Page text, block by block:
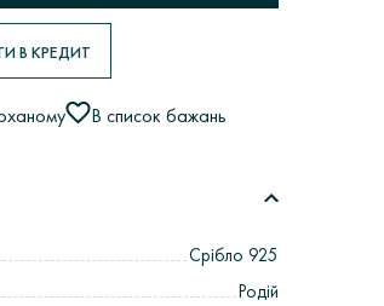
В КРЕДИТ
В список бажань
Срібло 925
Родій